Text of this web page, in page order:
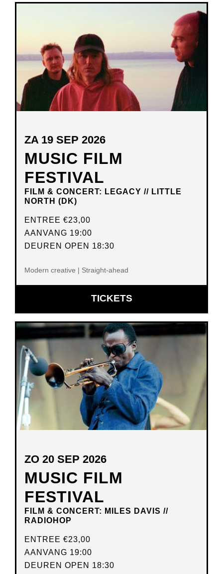
VENSTER
MUSIC FILM
FESTIVAL
FILM & CONCERT: LEGACY // LITTLE
NORTH (DK)
ZA 19 SEP 2026
ENTREE €23,00
AANVANG 19:00
DEUREN OPEN 18:30
Modern creative | Straight-ahead
TICKETSOPENT
IN
NIEUW
VENSTER
MUSIC FILM
FESTIVAL
FILM & CONCERT: MILES DAVIS //
RADIOHOP
ZO 20 SEP 2026
ENTREE €23,00
AANVANG 19:00
DEUREN OPEN 18:30